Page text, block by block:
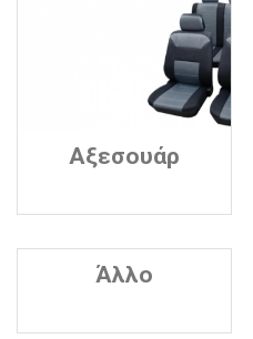
Αξεσουάρ
Άλλο